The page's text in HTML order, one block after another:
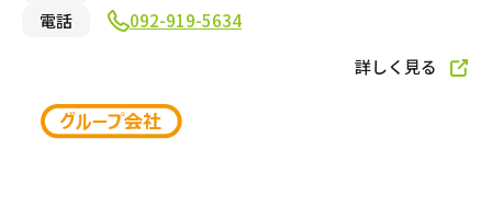
電話
092-919-5634
詳しく見る